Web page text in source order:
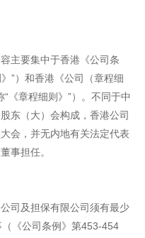
主要集中于香港《公司条
”）和香港《公司（章程细
《章程细则》”）。不同于中
东（大）会构成，香港公司
会，并无内地有关法定代表
事担任。
司及担保有限公司须有最少
《公司条例》第453-454